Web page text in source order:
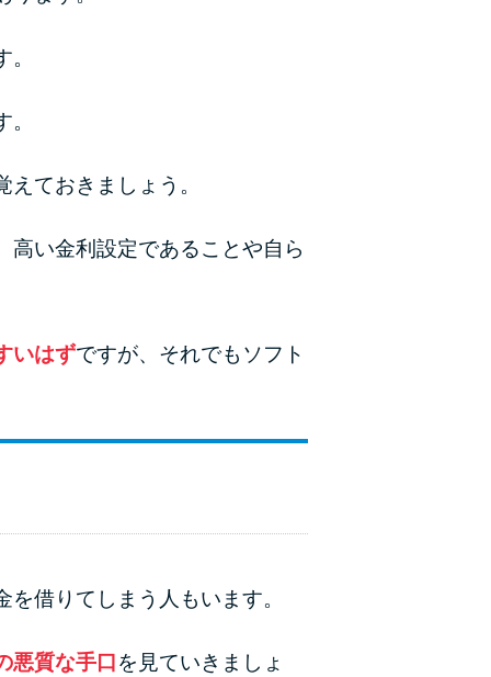
利でお得な返済方法はどれ？
年収が低い＆他社借入があると落ちる？バンク
ン別の問い合わせ方法
ておきましょう。
高い金利設定であることや自ら
いはずですが、それでもソフト
借りてしまう人もいます。
悪質な手口を見ていきましょ